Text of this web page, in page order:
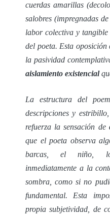
cuerdas amarillas
salobres (impregnadas
labor colectiva y
del poeta. Esta
la pasividad
aislamiento existencial
La estructura del
descripciones y
refuerza la sensación de
que el poeta observa
barcas, el niño,
inmediatamente a la
sombra, como si no
fundamental. Esta
propia subjetividad, de